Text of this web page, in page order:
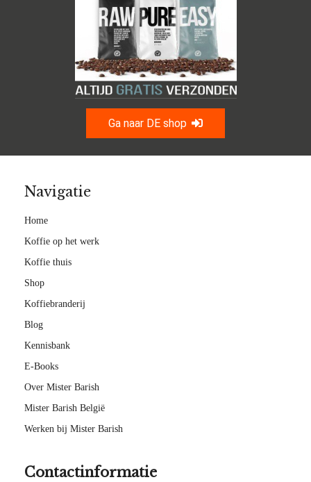
Ga naar DE shop
Navigatie
Home
Koffie op het werk
Koffie thuis
Shop
Koffiebranderij
Blog
Kennisbank
E-Books
Over Mister Barish
Mister Barish België
Werken bij Mister Barish
Contactinformatie